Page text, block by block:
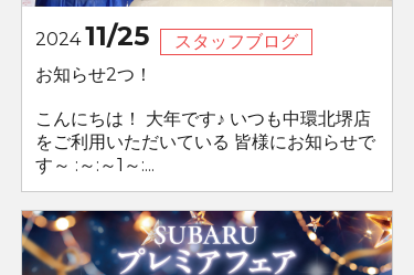
202411/25
スタッフブログ
お知らせ2つ！
こんにちは！ 大年です♪ いつも中環北堺店
をご利用いただいている 皆様にお知らせで
す～ :～:～1～:...